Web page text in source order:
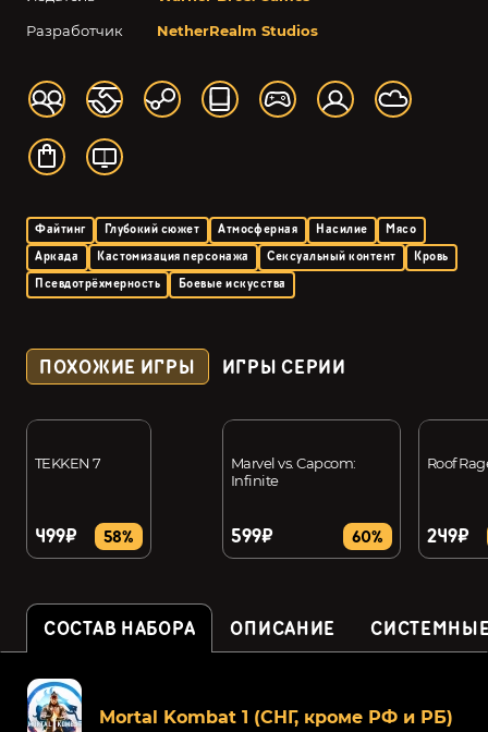
Разработчик
NetherRealm Studios
Файтинг Глубокий сюжет Атмосферная Насилие
Мясо
Аркада
Кастомизация персонажа Сексуальный контент
Кровь
Псевдотрёхмерность
Боевые искусства
ПОХОЖИЕ ИГРЫ ИГРЫ СЕРИИ
TEKKEN 7
499₽ 58%
Marvel vs. Capcom:
Infinite
599₽ 60%
Roof
249₽
СОСТАВ НАБОРА ОПИСАНИЕ
Mortal Kombat 1 (СНГ, кроме РФ и РБ)